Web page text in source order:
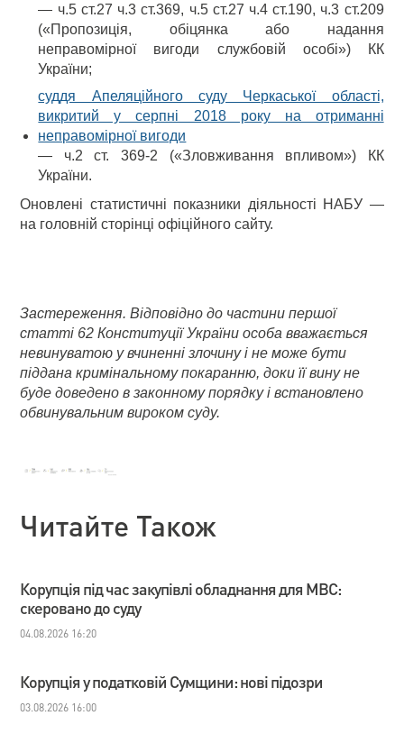
— ч.5 ст.27 ч.3 ст.369, ч.5 ст.27 ч.4 ст.190, ч.3 ст.209
(«Пропозиція, обіцянка або надання
неправомірної вигоди службовій особі») КК
України;
суддя Апеляційного суду Черкаської області,
викритий у серпні 2018 року на отриманні
неправомірної вигоди
— ч.2 ст. 369-2 («Зловживання впливом») КК
України.
Оновлені статистичні показники діяльності НАБУ —
на головній сторінці офіційного сайту.
Застереження. Відповідно до частини першої
статті 62 Конституції України особа вважається
невинуватою у вчиненні злочину і не може бути
піддана кримінальному покаранню, доки її вину не
буде доведено в законному порядку і встановлено
обвинувальним вироком суду.
Читайте Також
Корупція під час закупівлі обладнання для МВС:
скеровано до суду
04.08.2026 16:20
Корупція у податковій Сумщини: нові підозри
03.08.2026 16:00